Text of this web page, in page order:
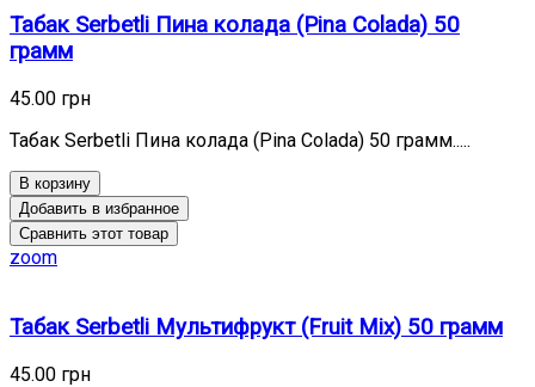
Табак Serbetli Пина колада (Pina Colada) 50
грамм
45.00 грн
Табак Serbetli Пина колада (Pina Colada) 50 грамм.....
В корзину
Добавить в избранное
Сравнить этот товар
zoom
Табак Serbetli Мультифрукт (Fruit Mix) 50 грамм
45.00 грн